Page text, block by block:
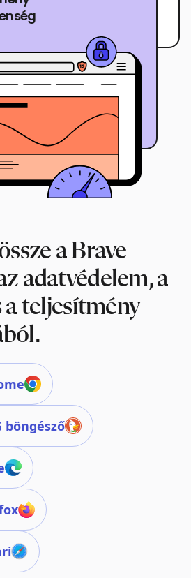
a Brave
adatvédelem, a
teljesítmény
böngésző